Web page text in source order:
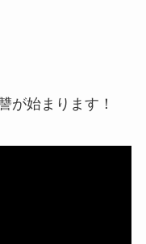
が始まります！